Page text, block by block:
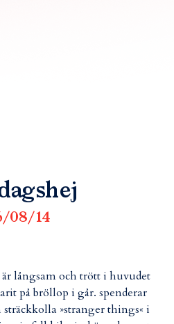
08/14
långsam och trött i huvudet
på bröllop i går. spenderar
sträckkolla »stranger things« i